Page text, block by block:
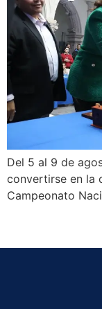
Del 5 al 9 de
convertirse en la
Campeonato